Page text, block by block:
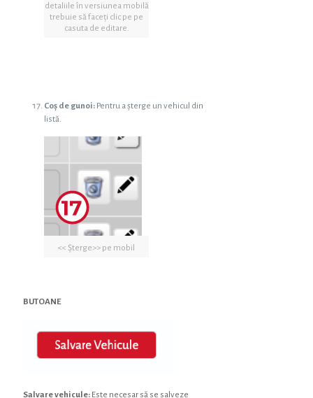
detaliile în versiunea mobilă
trebuie să faceți clic pe pe
casuta de editare.
Coș de gunoi: Pentru a șterge un vehicul din
listă.
<< Șterge>> pe mobil
BUTOANE
Salvare vehicule: Este necesar să se salveze